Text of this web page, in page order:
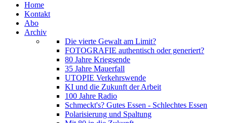
Home
Kontakt
Abo
Archiv
Die vierte Gewalt am Limit?
FOTOGRAFIE authentisch oder generiert?
80 Jahre Kriegsende
35 Jahre Mauerfall
UTOPIE Verkehrswende
KI und die Zukunft der Arbeit
100 Jahre Radio
Schmeckt's? Gutes Essen - Schlechtes Essen
Polarisierung und Spaltung